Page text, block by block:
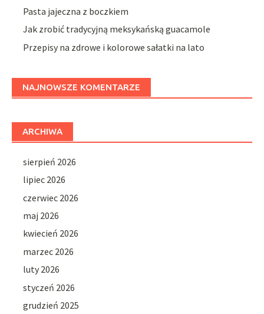
Pasta jajeczna z boczkiem
Jak zrobić tradycyjną meksykańską guacamole
Przepisy na zdrowe i kolorowe sałatki na lato
NAJNOWSZE KOMENTARZE
ARCHIWA
sierpień 2026
lipiec 2026
czerwiec 2026
maj 2026
kwiecień 2026
marzec 2026
luty 2026
styczeń 2026
grudzień 2025